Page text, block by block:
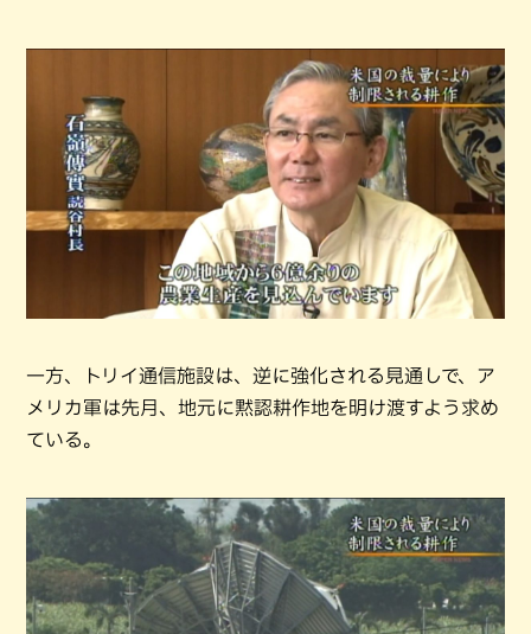
一方、トリイ通信施設は、逆に強化される見通しで、ア
メリカ軍は先月、地元に黙認耕作地を明け渡すよう求め
ている。